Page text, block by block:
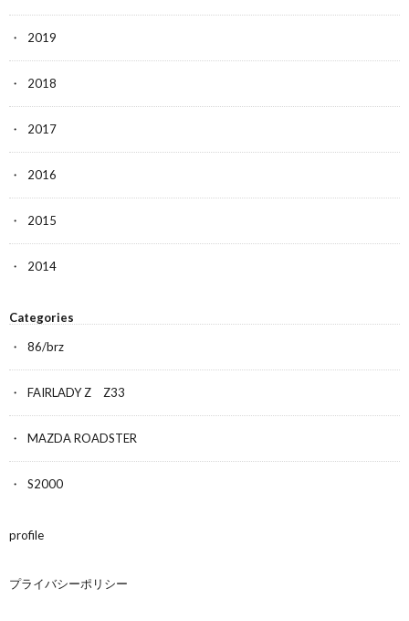
2019
2018
2017
2016
2015
2014
Categories
86/brz
FAIRLADY Z Z33
MAZDA ROADSTER
S2000
profile
プライバシーポリシー